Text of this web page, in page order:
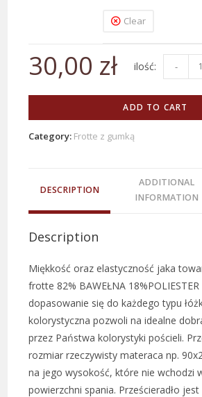
Clear
30,00 zł -
ADD TO CART
Category: Frotte z gumką
DESCRIPTION
ADDITIONAL
INFORMATION
Description
Miękkość oraz elastyczność jaka
frotte 82% BAWEŁNA
dopasowanie się do każdego typu
kolorystyczna pozwoli na idealne
przez Państwa kolorystyki pościeli.
rozmiar rzeczywisty materaca np.
na jego wysokość, które nie wchodzi
powierzchni spania. Prześcieradło